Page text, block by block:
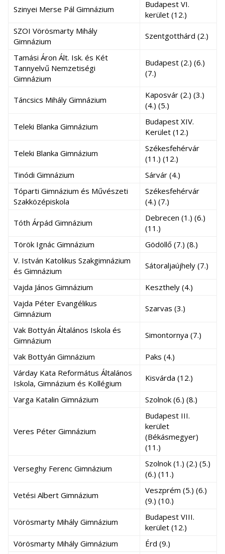
Szinyei Merse Pál Gimnázium
Budapest VI.
kerület (12.)
SZOI Vörösmarty Mihály
Gimnázium
Szentgotthárd (2.)
Tamási Áron Ált. Isk. és Két
Tannyelvű Nemzetiségi
Gimnázium
Budapest (2.) (6.)
(7.)
Táncsics Mihály Gimnázium
Kaposvár (2.) (3.)
(4.) (5.)
Teleki Blanka Gimnázium
Budapest XIV.
Kerület (12.)
Teleki Blanka Gimnázium
Székesfehérvár
(11.) (12.)
Tinódi Gimnázium
Sárvár (4.)
Tóparti Gimnázium és Művészeti
Szakközépiskola
Székesfehérvár
(4.) (7.)
Tóth Árpád Gimnázium
Debrecen (1.) (6.)
(11.)
Török Ignác Gimnázium
Gödöllő (7.) (8.)
V. István Katolikus Szakgimnázium
és Gimnázium
Sátoraljaújhely (7.)
Vajda János Gimnázium
Keszthely (4.)
Vajda Péter Evangélikus
Gimnázium
Szarvas (3.)
Vak Bottyán Általános Iskola és
Gimnázium
Simontornya (7.)
Vak Bottyán Gimnázium
Paks (4.)
Várday Kata Református Általános
Iskola, Gimnázium és Kollégium
Kisvárda (12.)
Varga Katalin Gimnázium Szolnok (6.) (8.)
Veres Péter Gimnázium
Budapest III.
kerület
(Békásmegyer)
(11.)
Verseghy Ferenc Gimnázium
Szolnok (1.) (2.) (5.)
(6.) (11.)
Vetési Albert Gimnázium
Veszprém (5.) (6.)
(9.) (10.)
Vörösmarty Mihály Gimnázium
Budapest VIII.
kerület (12.)
Vörösmarty Mihály Gimnázium
Érd (9.)